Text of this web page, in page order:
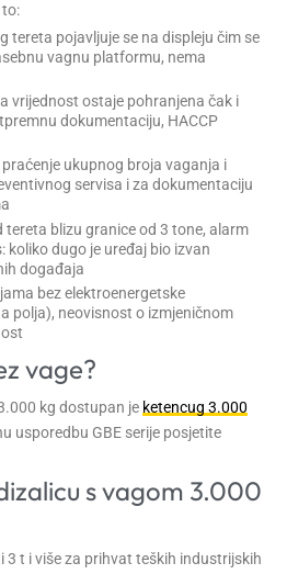
tereta pojavljuje se na displeju čim se
vagnu platformu, nema
vrijednost ostaje pohranjena čak i
dokumentaciju, HACCP
ukupnog broja vaganja i
servisa i za dokumentaciju
tereta blizu granice od 3 tone, alarm
koliko dugo je uređaj bio izvan
događaja
bez elektroenergetske
polja), neovisnost o izmjeničnom
vage?
kg dostupan je ketencug 3.000
usporedbu GBE serije posjetite
s vagom 3.000
t i više za prihvat teških industrijskih